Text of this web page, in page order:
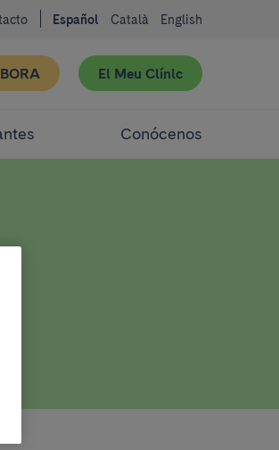
Español Català English
El Meu Clínic
Conócenos